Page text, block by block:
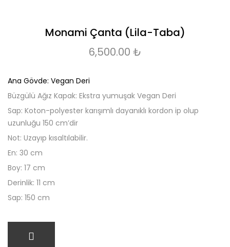
Monami Çanta (Lila-Taba)
6,500.00 ₺
Ana Gövde: Vegan Deri
Büzgülü Ağız Kapak: Ekstra yumuşak Vegan Deri
Sap: Koton-polyester karışımlı dayanıklı kordon ip olup
uzunluğu 150 cm’dir
Not: Uzayıp kısaltılabilir.
En: 30 cm
Boy: 17 cm
Derinlik: 11 cm
Sap: 150 cm